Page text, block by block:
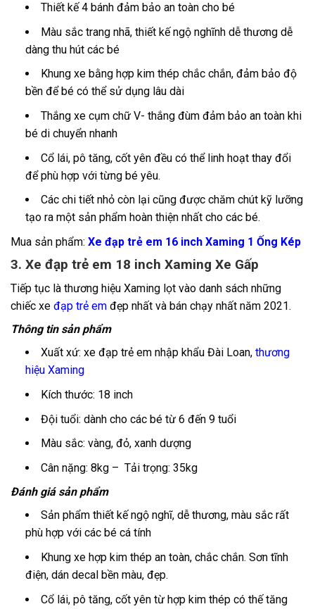
Thiết kế 4 bánh đảm bảo an toàn cho bé
Màu sắc trang nhã, thiết kế ngộ nghĩnh dễ thương dễ
dàng thu hút các bé
Khung xe bằng hợp kim thép chắc chắn, đảm bảo độ
bền để bé có thể sử dụng lâu dài
Thắng xe cụm chữ V- thắng đùm đảm bảo an toàn khi
bé di chuyển nhanh
Cổ lái, pô tăng, cốt yên đều có thể linh hoạt thay đổi
để phù hợp với từng bé yêu.
Các chi tiết nhỏ còn lại cũng được chăm chút kỹ lưỡng
tạo ra một sản phẩm hoàn thiện nhất cho các bé.
Mua sản phẩm: Xe đạp trẻ em 16 inch Xaming 1 Ống Kép
3. Xe đạp trẻ em 18 inch Xaming Xe Gấp
Tiếp tục là thương hiệu Xaming lọt vào danh sách những
chiếc xe đạp trẻ em đẹp nhất và bán chạy nhất năm 2021.
Thông tin sản phẩm
Xuất xứ: xe đạp trẻ em nhập khẩu Đài Loan, thương
hiệu Xaming
Kích thước: 18 inch
Đội tuổi: dành cho các bé từ 6 đến 9 tuổi
Màu sắc: vàng, đỏ, xanh dượng
Cân nặng: 8kg – Tải trọng: 35kg
Đánh giá sản phẩm
Sản phẩm thiết kế ngộ nghĩ, dễ thương, màu sắc rất
phù hợp với các bé cá tính
Khung xe hợp kim thép an toàn, chắc chắn. Sơn tĩnh
điện, dán decal bền màu, đẹp.
Cổ lái, pô tăng, cốt yên từ hợp kim thép có thế tăng